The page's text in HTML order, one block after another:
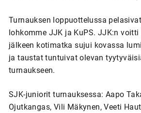
Turnauksen loppuottelussa
lohkomme JJK ja KuPS. JJK:n
jälkeen kotimatka sujui kovassa
ja taustat tuntuivat olevan
turnaukseen.
SJK-juniorit turnauksessa: Aapo
Ojutkangas, Vili Mäkynen, Veeti